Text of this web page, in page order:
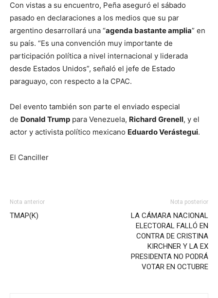
Con vistas a su encuentro, Peña aseguró el sábado
pasado en declaraciones a los medios que su par
argentino desarrollará una “agenda bastante amplia” en
su país. “Es una convención muy importante de
participación política a nivel internacional y liderada
desde Estados Unidos”, señaló el jefe de Estado
paraguayo, con respecto a la CPAC.
Del evento también son parte el enviado especial
de Donald Trump para Venezuela, Richard Grenell, y el
actor y activista político mexicano Eduardo Verástegui.
El Canciller
Nota anterior
TMAP(K)
Nota posterior
LA CÁMARA NACIONAL
ELECTORAL FALLÓ EN
CONTRA DE CRISTINA
KIRCHNER Y LA EX
PRESIDENTA NO PODRÁ
VOTAR EN OCTUBRE